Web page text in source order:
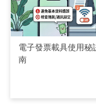
電子發票載具使用秘
南